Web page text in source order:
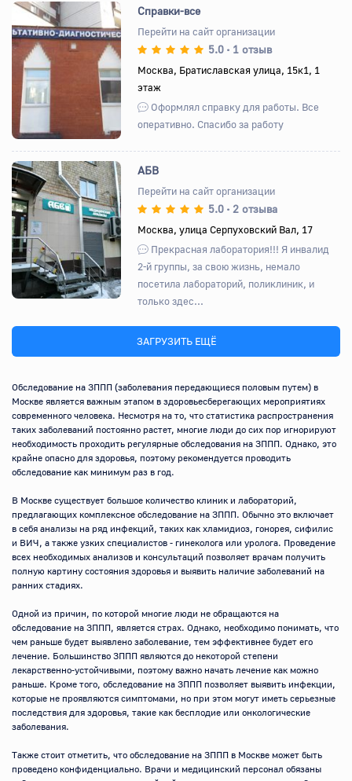
Назад Вперед
Справки-все
Перейти на сайт организации
5.0 • 1 отзыв
Москва, Братиславская улица, 15к1, 1
этаж
Оформлял справку для работы. Все
оперативно. Спасибо за работу
Назад Вперед
АБВ
Перейти на сайт организации
5.0 • 2 отзыва
Москва, улица Серпуховский Вал, 17
Прекрасная лаборатория!!! Я инвалид
2-й группы, за свою жизнь, немало
посетила лабораторий, поликлиник, и
только здес...
ЗАГРУЗИТЬ ЕЩЁ
Обследование на ЗППП (заболевания передающиеся половым путем) в
Москве является важным этапом в здоровьесберегающих мероприятиях
современного человека. Несмотря на то, что статистика распространения
таких заболеваний постоянно растет, многие люди до сих пор игнорируют
необходимость проходить регулярные обследования на ЗППП. Однако, это
крайне опасно для здоровья, поэтому рекомендуется проводить
обследование как минимум раз в год.
В Москве существует большое количество клиник и лабораторий,
предлагающих комплексное обследование на ЗППП. Обычно это включает
в себя анализы на ряд инфекций, таких как хламидиоз, гонорея, сифилис
и ВИЧ, а также узких специалистов - гинеколога или уролога. Проведение
всех необходимых анализов и консультаций позволяет врачам получить
полную картину состояния здоровья и выявить наличие заболеваний на
ранних стадиях.
Одной из причин, по которой многие люди не обращаются на
обследование на ЗППП, является страх. Однако, необходимо понимать, что
чем раньше будет выявлено заболевание, тем эффективнее будет его
лечение. Большинство ЗППП являются до некоторой степени
лекарственно-устойчивыми, поэтому важно начать лечение как можно
раньше. Кроме того, обследование на ЗППП позволяет выявить инфекции,
которые не проявляются симптомами, но при этом могут иметь серьезные
последствия для здоровья, такие как бесплодие или онкологические
заболевания.
Также стоит отметить, что обследование на ЗППП в Москве может быть
проведено конфиденциально. Врачи и медицинский персонал обязаны